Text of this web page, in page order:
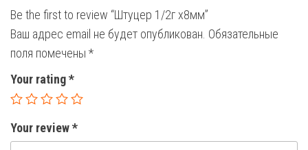
Be the first to review “Штуцер 1/2г х8мм”
Ваш адрес email не будет опубликован. Обязательные
поля помечены *
Your rating*
Your review*